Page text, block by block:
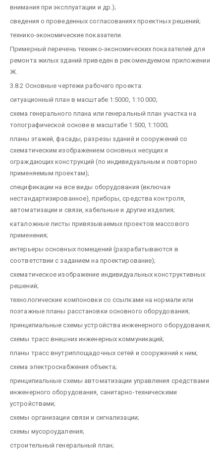
внимания при эксплуатации и др.);
сведения о проведенных согласованиях проектных решений;
технико-экономические показатели.
Примерный перечень технико-экономических показателей для
ремонта жилых зданий приведен в рекомендуемом приложении
Ж.
3.8.2 Основные чертежи рабочего проекта:
ситуационный план в масштабе 1:5000, 1:10 000;
схема генерального плана или генеральный план участка на
топографической основе в масштабе 1:500, 1:1000;
планы этажей, фасады, разрезы зданий и сооружений со
схематическим изображением основных несущих и
ограждающих конструкций (по индивидуальным и повторно
применяемым проектам);
спецификации на все виды оборудования (включая
нестандартизированное), приборы, средства контроля,
автоматизации и связи, кабельные и другие изделия;
каталожные листы привязываемых проектов массового
применения;
интерьеры основных помещений (разрабатываются в
соответствии с заданием на проектирование);
схематическое изображение индивидуальных конструктивных
решений;
технологические компоновки со ссылками на нормали или
поэтажные планы расстановки основного оборудования;
принципиальные схемы устройства инженерного оборудования;
схемы трасс внешних инженерных коммуникаций;
планы трасс внутриплощадочных сетей и сооружений к ним;
схема электроснабжения объекта;
принципиальные схемы автоматизации управления средствами
инженерного оборудования, санитарно-техническими
устройствами;
схемы организации связи и сигнализации;
схемы мусороудаления;
строительный генеральный план;